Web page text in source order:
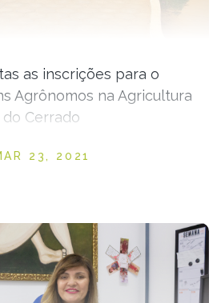
as inscrições para o
Agrônomos na Agricultura
do Cerrado
on
23, 2021